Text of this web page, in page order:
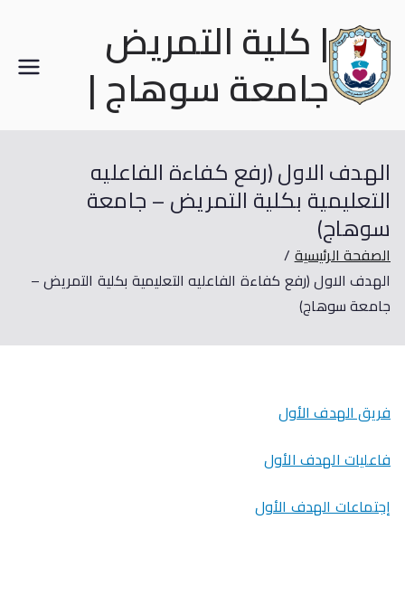
| كلية التمريض
جامعة سوهاج |
الهدف الاول (رفع كفاءة الفاعليه
التعليمية بكلية التمريض – جامعة
سوهاج)
الصفحة الرئيسية
الهدف الاول (رفع كفاءة الفاعليه التعليمية بكلية التمريض –
جامعة سوهاج)
فريق الهدف الأول
فاعليات الهدف الأول
إجتماعات الهدف الأول